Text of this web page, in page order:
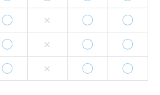
〇 × 〇 〇
〇 × 〇 〇
〇 × 〇 〇